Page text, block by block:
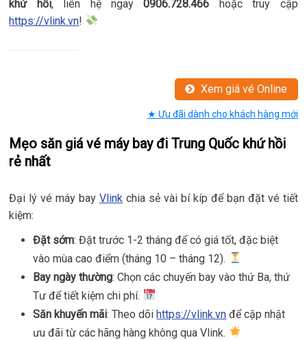
khứ hồi, liên hệ ngay0906.728.466 hoặc truy cập
https://vlink.vn!
Xem giá vé Online
★ Ưu đãi dành cho khách hàng mới
Mẹo săn giá vé máy bay đi Trung Quốc khứ hồi
rẻ nhất
Đại lý vé máy bayVlink chia sẻ vài bí kíp để bạn đặt vé tiết
kiệm:
Đặt sớm: Đặt trước 1-2 tháng để có giá tốt, đặc biệt
vào mùa cao điểm (tháng 10 – tháng 12).
Bay ngày thường: Chọn các chuyến bay vào thứ Ba, thứ
Tư để tiết kiệm chi phí.
Săn khuyến mãi: Theo dõihttps://vlink.vn để cập nhật
ưu đãi từ các hãng hàng không qua Vlink.